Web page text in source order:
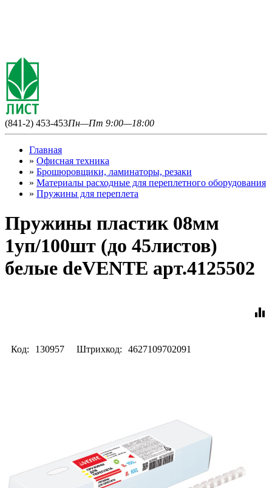
(841-2) 453-453Пн—Пт 9:00—18:00
Главная
» Офисная техника
» Брошюровщики, ламинаторы, резаки
» Материалы расходные для переплетного оборудования
» Пружины для переплета
Пружины пластик 08мм
1уп/100шт (до 45листов)
белые deVENTE арт.4125502
equalizer
Код: 130957 Штрихкод: 4627109702091